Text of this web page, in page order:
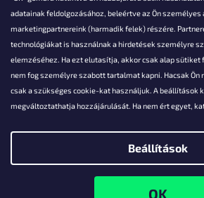
adatainak feldolgozásához, beleértve az Ön
marketingpartnereink (harmadik felek) részére.
technológiákat is használnak a hirdetések személyre
elemzéséhez. Ha ezt elutasítja, akkor csak alap sütiket
nem fog személyre szabott tartalmat kapni. Hacsak Ön
csak a szükséges cookie-kat használjuk. A beállítások
megváltoztathatja hozzájárulását. Ha nem ért egyet,
Beállítások